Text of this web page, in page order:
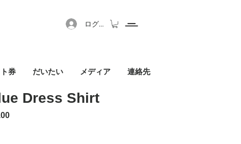
ログイン
券 だいたい メディア 連絡先
Dress Shirt
格セール価格